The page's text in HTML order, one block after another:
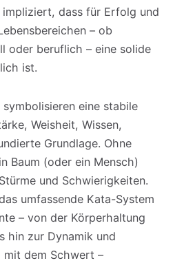
impliziert, dass für Erfolg und
– ob
oder beruflich – eine solide
ist.
symbolisieren eine stabile
Weisheit, Wissen,
Grundlage. Ohne
Baum (oder ein Mensch)
und Schwierigkeiten.
umfassende Kata-System
– von der Körperhaltung
hin zur Dynamik und
mit dem Schwert –